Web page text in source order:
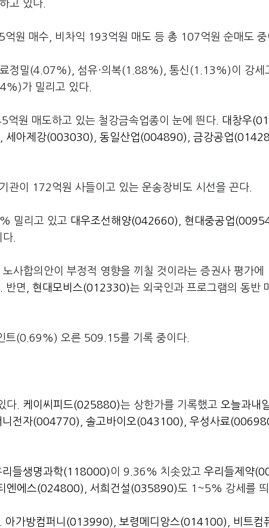
고 있다.
원 매수, 비차익 193억원 매도 등 총 107억원 순매도 중
료정밀(4.07%), 섬유·의복(1.88%), 통신(1.13%)이 강세
가 밀리고 있다.
원 매도하고 있는 철강금속업종이 눈에 띈다. 대창우
세아제강(003030) 동일산업(004890) 금강공업
관이 172억원 사들이고 있는 운송장비도 시선을 끈다.
밀리고 있고 대우조선해양(042660) 현대중공업
.
노사합의안이 부정적 영향을 끼칠 것이라는 증권사 평가
반면, 현대모비스(012330)는 외국인과 프로그램의 동반
트(0.69%) 오른 509.15를 기록 중이다.
다. 케이씨피드(025880)는 상한가를 기록했고 오늘과내
니전자(004770) 솔고바이오(043100) 우성사료
리들생명과학(118000)이 9.36% 치솟았고 우리들제약
엔에스(024800) 서희건설(035890)도 1~5% 강세를 띄
아가방컴퍼니(013990) 보령메디앙스(014100) 비트컴